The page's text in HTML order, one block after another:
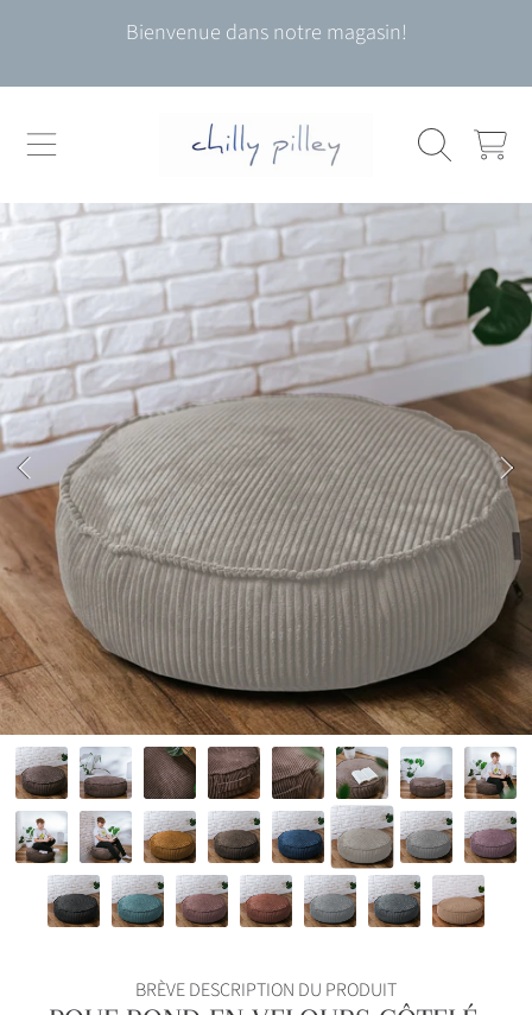
ALLER AU CONTENU
Bienvenue dans notre magasin!
CHARIOT
ALLER AUX INFORMATIONS DU PRODUIT
BRÈVE DESCRIPTION DU PRODUIT